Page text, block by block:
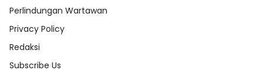
Perlindungan Wartawan
Privacy Policy
Redaksi
Subscribe Us